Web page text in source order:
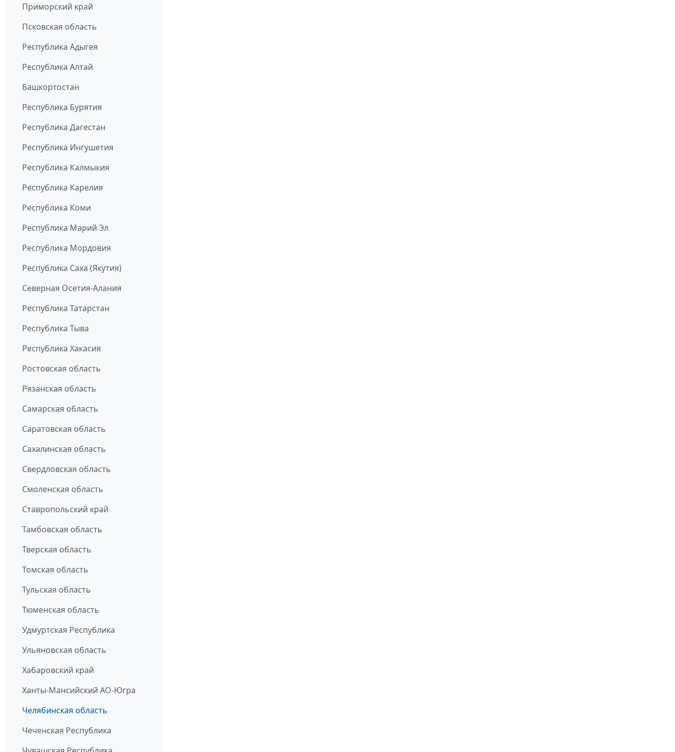
Приморский край
Псковская область
Республика Адыгея
Республика Алтай
Башкортостан
Республика Бурятия
Республика Дагестан
Республика Ингушетия
Республика Калмыкия
Республика Карелия
Республика Коми
Республика Марий Эл
Республика Мордовия
Республика Саха (Якутия)
Северная Осетия-Алания
Республика Татарстан
Республика Тыва
Республика Хакасия
Ростовская область
Рязанская область
Самарская область
Саратовская область
Сахалинская область
Свердловская область
Смоленская область
Ставропольский край
Тамбовская область
Тверская область
Томская область
Тульская область
Тюменская область
Удмуртская Республика
Ульяновская область
Хабаровский край
Ханты-Мансийский АО-Югра
Челябинская область
Чеченская Республика